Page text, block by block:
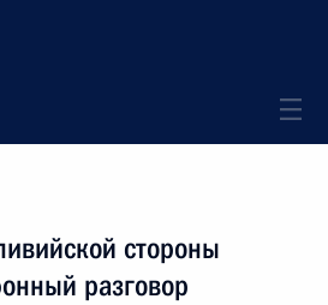
стороны
разговор